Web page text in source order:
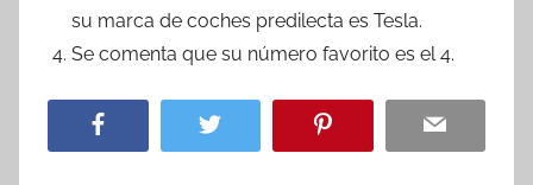
su marca de coches predilecta es Tesla.
Se comenta que su número favorito es el 4.